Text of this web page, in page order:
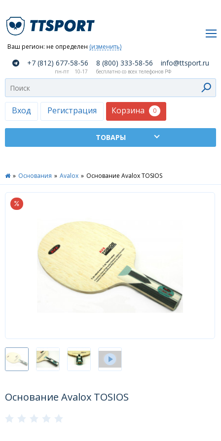
Ваш регион: не определен (изменить)
Вход Регистрация Корзина 0
компании
Как
сделать
заказ
Оплата
доставка
Москва
Дилеры
+7 (812) 677-58-56 8 (800) 333-58-56 info@ttsport.ru
пн-пт 10-17 бесплатно со всех телефонов РФ
» Основания » Avalox » Основание Avalox TOSIOS
Основание Avalox TOSIOS